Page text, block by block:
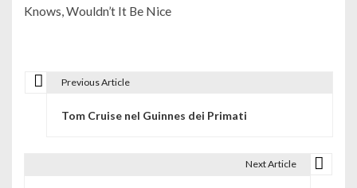
Knows, Wouldn’t It Be Nice
Previous Article
Tom Cruise nel Guinnes dei Primati
Next Article